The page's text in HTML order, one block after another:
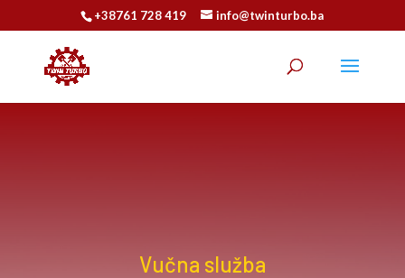
+38761 728 419 info@twinturbo.ba
Vučna služba